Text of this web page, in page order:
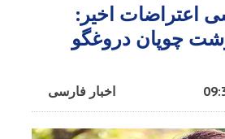
اعتراضات اخیر:
چوپان دروغگو
اخبار فارسی